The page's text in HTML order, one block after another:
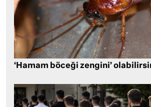
‘Hamam böceği zengini’